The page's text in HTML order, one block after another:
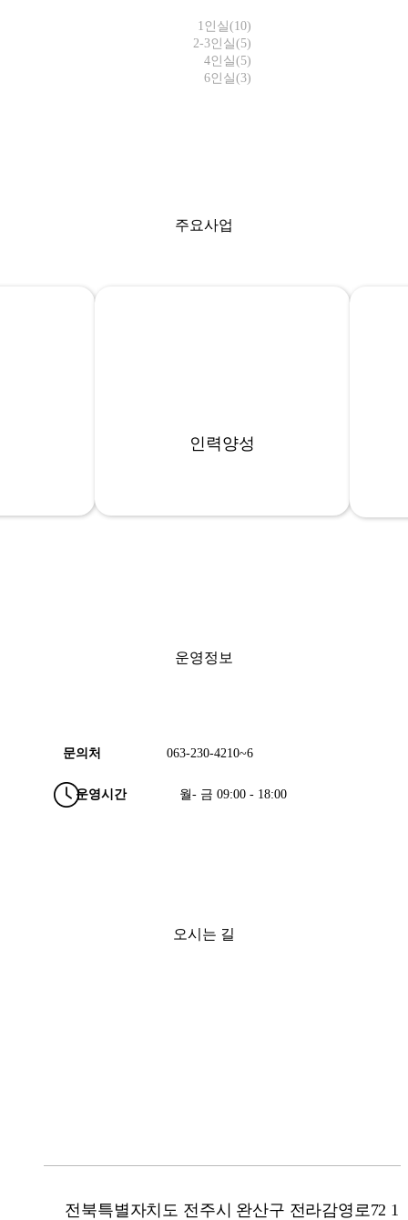
1인실(10)
2-3인실(5)
4인실(5)
6인실(3)
주요사업
인력양성
운영정보
문의처 063-230-4210~6
운영시간 월- 금 09:00 - 18:00
오시는 길
전북특별자치도 전주시 완산구 전라감영로72 1